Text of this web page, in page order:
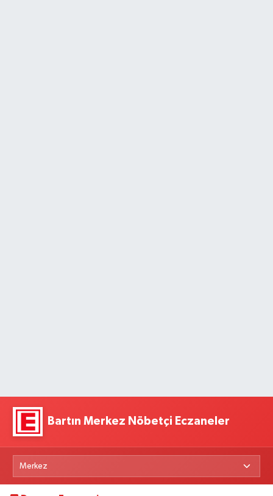
Bartın Merkez Nöbetçi Eczaneler